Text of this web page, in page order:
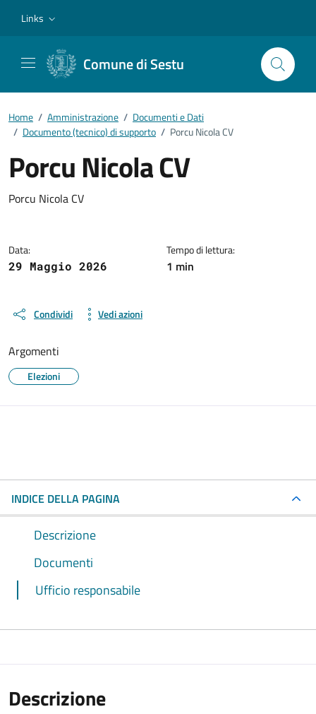
Links
Comune di Sestu
Home / Amministrazione / Documenti e Dati
/ Documento (tecnico) di supporto / Porcu Nicola CV
Porcu Nicola CV
Dettagli del documento
Porcu Nicola CV
Data:
29 Maggio 2026
Tempo di lettura:
1 min
Condividi Vedi azioni
Argomenti
Elezioni
INDICE DELLA PAGINA
Descrizione
Documenti
Ufficio responsabile
Descrizione